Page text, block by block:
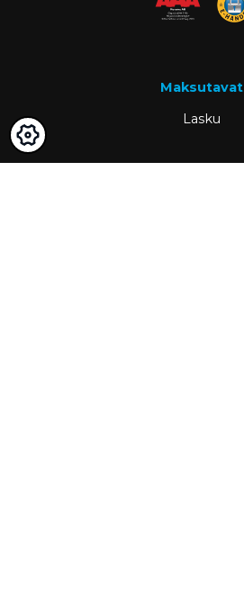
Maksutavat
Lasku